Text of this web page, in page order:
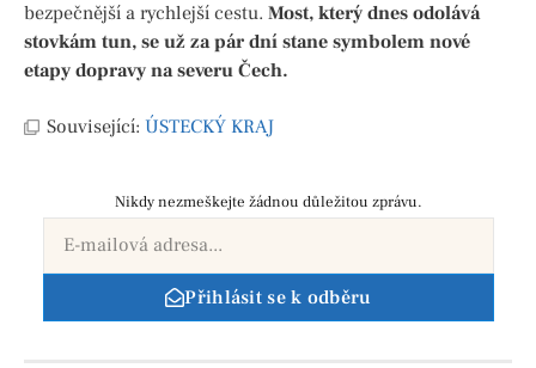
bezpečnější a rychlejší cestu. Most, který dnes odolává
stovkám tun, se už za pár dní stane symbolem nové
etapy dopravy na severu Čech.
Související: ÚSTECKÝ KRAJ
Nikdy nezmeškejte žádnou důležitou zprávu.
Přihlásit se k odběru